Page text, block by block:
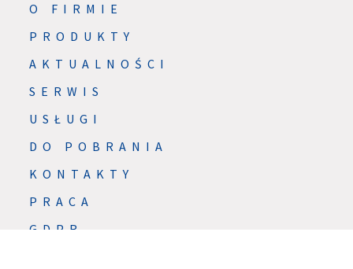
O FIRMIE
PRODUKTY
AKTUALNOŚCI
SERWIS
USŁUGI
DO POBRANIA
KONTAKTY
PRACA
GDPR